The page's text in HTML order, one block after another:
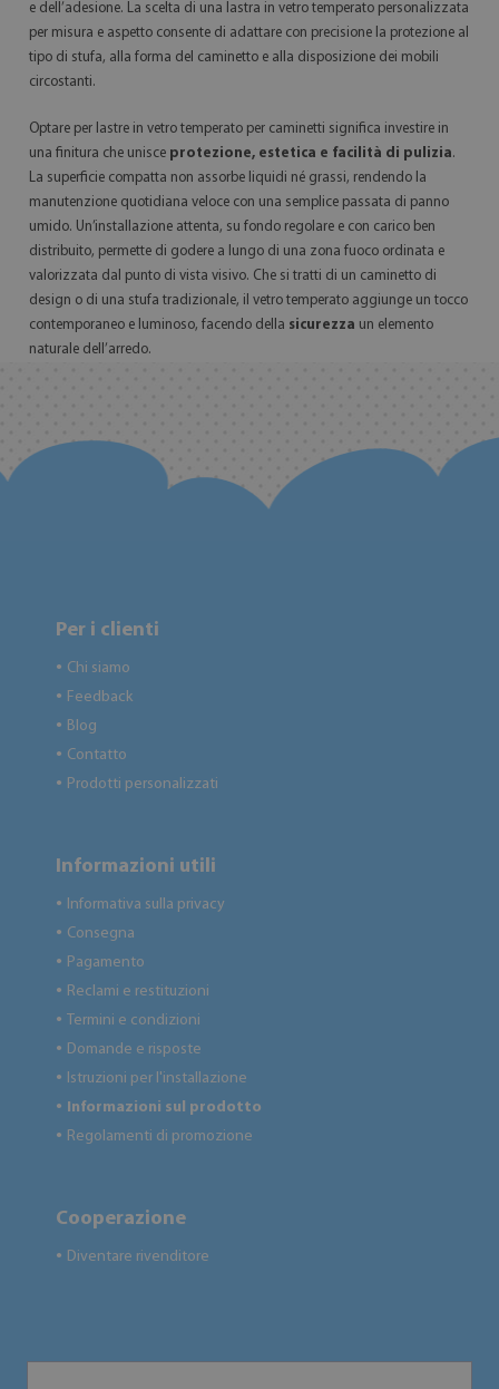
e dell’adesione. La scelta di una lastra in vetro temperato personalizzata
per misura e aspetto consente di adattare con precisione la protezione al
tipo di stufa, alla forma del caminetto e alla disposizione dei mobili
circostanti.
Optare per lastre in vetro temperato per caminetti significa investire in
una finitura che unisce protezione, estetica e facilità di pulizia.
La superficie compatta non assorbe liquidi né grassi, rendendo la
manutenzione quotidiana veloce con una semplice passata di panno
umido. Un’installazione attenta, su fondo regolare e con carico ben
distribuito, permette di godere a lungo di una zona fuoco ordinata e
valorizzata dal punto di vista visivo. Che si tratti di un caminetto di
design o di una stufa tradizionale, il vetro temperato aggiunge un tocco
contemporaneo e luminoso, facendo della sicurezza un elemento
naturale dell’arredo.
Per i clienti
● Chi siamo
● Feedback
● Blog
● Contatto
● Prodotti personalizzati
Informazioni utili
● Informativa sulla privacy
● Consegna
● Pagamento
● Reclami e restituzioni
● Termini e condizioni
● Domande e risposte
● Istruzioni per l'installazione
● Informazioni sul prodotto
● Regolamenti di promozione
Cooperazione
● Diventare rivenditore